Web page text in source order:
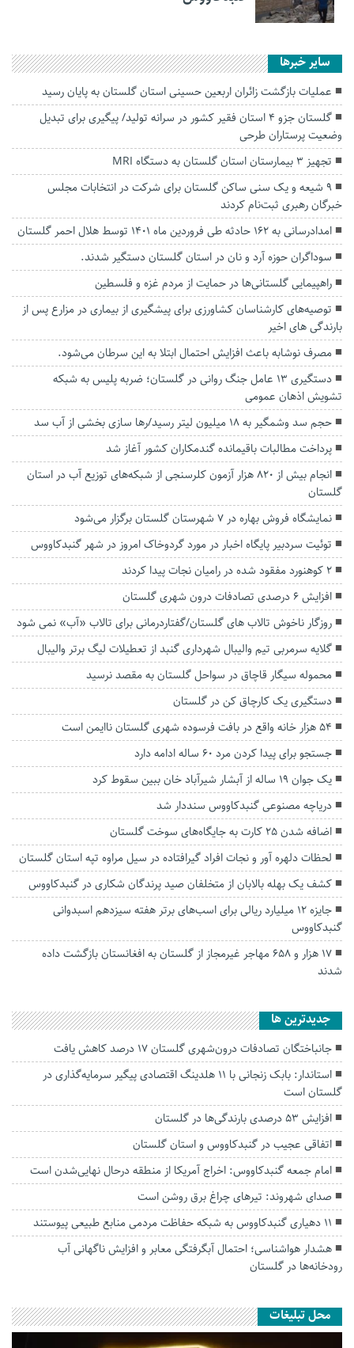
سایر خبرها
عملیات بازگشت زائران اربعین حسینی استان گلستان به پایان رسید
گلستان جزو ۴ استان فقیر کشور در سرانه تولید/ پیگیری برای تبدیل
وضعیت پرستاران طرحی
تجهیز ۳ بیمارستان استان گلستان به دستگاه MRI
۹ شیعه و یک سنی ساکن گلستان برای شرکت در انتخابات مجلس
خبرگان رهبری ثبت‌نام کردند
امدادرسانی به ۱۶۲ حادثه طی فروردین ماه ۱۴۰۱ توسط هلال احمر گلستان
سوداگران حوزه آرد و نان در استان گلستان دستگیر شدند.
راهپیمایی گلستانی‌ها در حمایت از مردم غزه و فلسطین
توصیه‌های کارشناسان کشاورزی برای پیشگیری از بیماری در مزارع پس از
بارندگی های اخیر
مصرف نوشابه باعث افزایش احتمال ابتلا به این سرطان می‌شود.
دستگیری ۱۳ عامل جنگ روانی در گلستان؛ ضربه پلیس به شبکه
تشویش اذهان عمومی
حجم سد وشمگیر به ۱۸ میلیون لیتر رسید/رها سازی بخشی از آب سد
پرداخت مطالبات باقیمانده گندمکاران کشور آغاز شد
انجام بیش از ۸۲۰ هزار آزمون کلرسنجی از شبکه‌های توزیع آب در استان
گلستان
نمایشگاه فروش بهاره در ۷ شهرستان گلستان برگزار می‌شود
توئیت سردبیر پایگاه اخبار در مورد گردوخاک امروز در شهر گنبدکاووس
۲ کوهنورد مفقود شده در رامیان‌ نجات پیدا کردند
افزایش ۶ درصدی تصادفات درون شهری گلستان
روزگار ناخوش تالاب های گلستان/گفتاردرمانی برای تالاب «آب» نمی شود
گلایه سرمربی تیم والیبال شهرداری گنبد از تعطیلات لیگ برتر والیبال
محموله سیگار قاچاق در سواحل گلستان به مقصد نرسید
دستگیری یک کارچاق کن در گلستان
۵۴ هزار خانه واقع در بافت فرسوده شهری گلستان ناایمن است
جستجو برای پیدا کردن مرد ۶۰ ساله ادامه دارد
یک جوان ۱۹ ساله از آبشار شیرآباد خان ببین سقوط کرد
دریاچه مصنوعی گنبدکاووس سنددار شد
اضافه شدن ۲۵ کارت به جایگاه‌های سوخت گلستان
لحظات دلهره آور و نجات افراد گیرافتاده در سیل مراوه تپه استان گلستان
کشف یک بهله بالابان از متخلفان صید پرندگان شکاری در گنبدکاووس
جایزه ۱۲ میلیارد ریالی برای اسب‌های برتر هفته سیزدهم اسبدوانی
گنبدکاووس
۱۷ هزار و ۶۵۸ مهاجر غیرمجاز از گلستان به افغانستان بازگشت داده
شدند
جديدترين ها
جانباختگان تصادفات درون‌شهری گلستان ۱۷ درصد کاهش یافت
استاندار: بابک زنجانی با ۱۱ هلدینگ اقتصادی پیگیر سرمایه‌گذاری در
گلستان است
افزایش ۵۳ درصدی بارندگی‌ها در گلستان
اتفاقی عجیب در‌ گنبدکاووس و استان گلستان
امام جمعه گنبدکاووس: اخراج آمریکا از منطقه درحال نهایی‌شدن است
صدای شهروند: تیرهای چراغ برق روشن است
۱۱ دهیاری گنبدکاووس به شبکه حفاظت مردمی منابع طبیعی پیوستند
هشدار هواشناسی؛ احتمال آبگرفتگی معابر و افزایش ناگهانی آب
رودخانه‌ها در گلستان
محل تبلیغات